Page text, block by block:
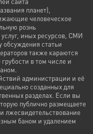
планет),
человеческое
рознь
иных ресурсов, СМИ
обсуждения статьи
также караются
в том числе и
администрации и её
созданных для
разделах. Если вы
публично размещаете
лжесвидетельствование
баном и удалением